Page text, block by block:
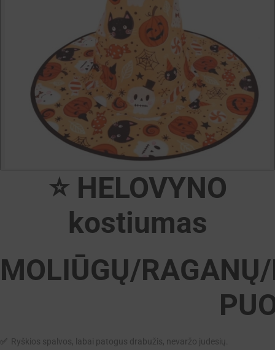
⭐ HELOVYNO
kostiumas
MOLIŪGŲ/
✅ Ryškios spalvos, labai patogus drabužis, nevaržo judesių.